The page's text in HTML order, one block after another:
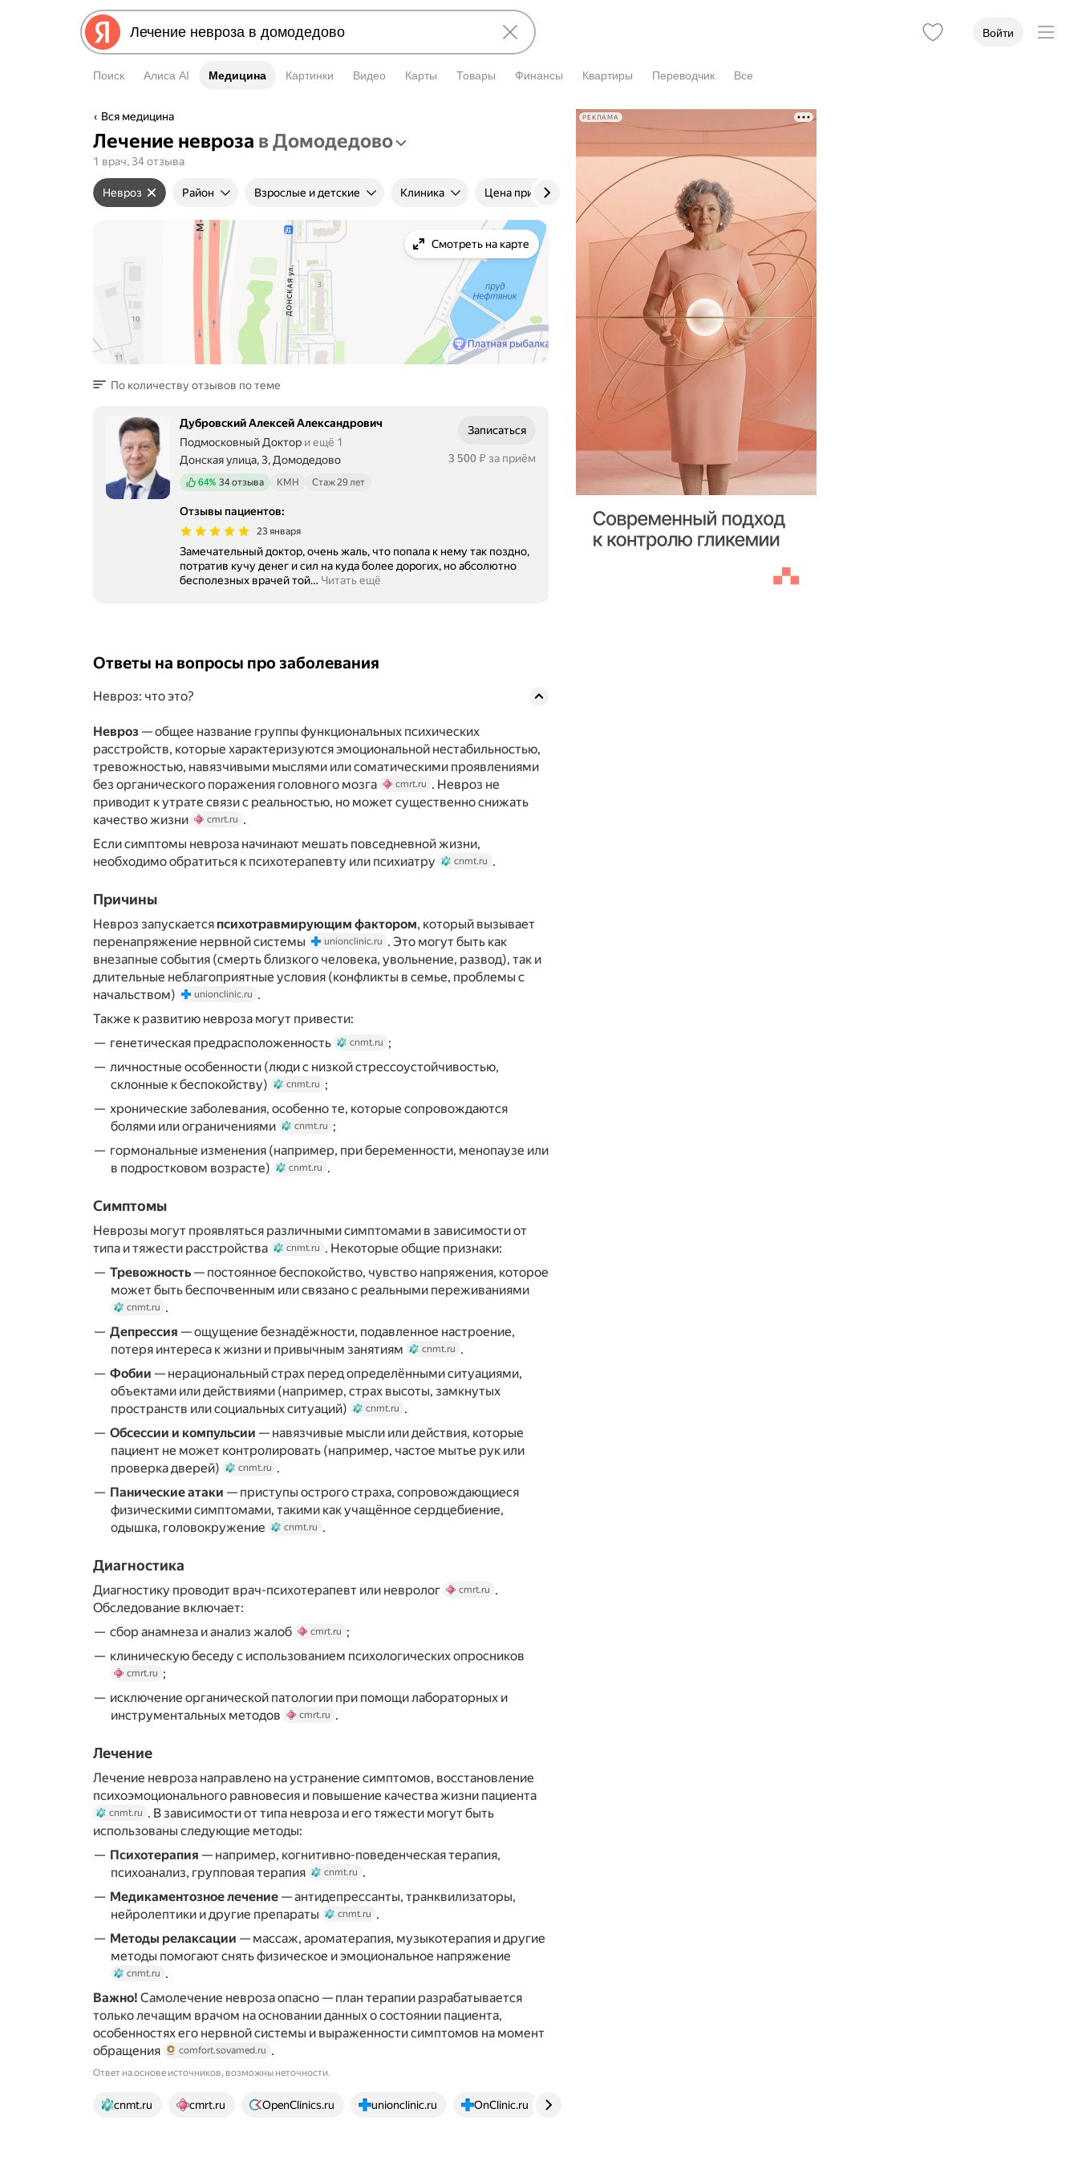
Войти
Поиск Алиса AI Медицина
Медицина Картинки Видео Карты Товары Финансы Квартиры Переводчик Все
Вся медицина
Лечение невроза в Домодедово
1 врач, 34 отзыва
Невроз Район Взрослые и детские Клиника Цена приёма Стаж Учёная степень
Смотреть на карте
По количеству отзывов по теме
Дубровский Алексей Александрович
Подмосковный Доктор и ещё 1
Донская улица, 3, Домодедово
Положительных отзывов
64% 34 отзыва КМН Стаж 29 лет
Записаться
Цена
3500
3 500 ₽ за приём
Отзывы пациентов:
23 января
Замечательный доктор, очень жаль, что попала к нему так поздно,
потратив кучу денег и сил на куда более дорогих, но абсолютно
бесполезных врачей той… Читать ещё
Ответы на вопросы про заболевания
Невроз: что это?
Невроз — общее название группы функциональных психических
расстройств, которые характеризуются эмоциональной нестабильностью,
тревожностью, навязчивыми мыслями или соматическими проявлениями
без органического поражения головного мозга
cmrt.ru . Невроз не
приводит к утрате связи с реальностью, но может существенно снижать
качество жизни
cmrt.ru .
Если симптомы невроза начинают мешать повседневной жизни,
необходимо обратиться к психотерапевту или психиатру
cnmt.ru .
Причины
Невроз запускается психотравмирующим фактором, который вызывает
перенапряжение нервной системы
unionclinic.ru . Это могут быть как
внезапные события (смерть близкого человека, увольнение, развод), так и
длительные неблагоприятные условия (конфликты в семье, проблемы с
начальством)
unionclinic.ru .
Также к развитию невроза могут привести:
генетическая предрасположенность
cnmt.ru ;
личностные особенности (люди с низкой стрессоустойчивостью,
склонные к беспокойству)
cnmt.ru ;
хронические заболевания, особенно те, которые сопровождаются
болями или ограничениями
cnmt.ru ;
гормональные изменения (например, при беременности, менопаузе или
в подростковом возрасте)
cnmt.ru .
Симптомы
Неврозы могут проявляться различными симптомами в зависимости от
типа и тяжести расстройства
cnmt.ru . Некоторые общие признаки:
Тревожность — постоянное беспокойство, чувство напряжения, которое
может быть беспочвенным или связано с реальными переживаниями
cnmt.ru .
Депрессия — ощущение безнадёжности, подавленное настроение,
потеря интереса к жизни и привычным занятиям
cnmt.ru .
Фобии — нерациональный страх перед определёнными ситуациями,
объектами или действиями (например, страх высоты, замкнутых
пространств или социальных ситуаций)
cnmt.ru .
Обсессии и компульсии — навязчивые мысли или действия, которые
пациент не может контролировать (например, частое мытье рук или
проверка дверей)
cnmt.ru .
Панические атаки — приступы острого страха, сопровождающиеся
физическими симптомами, такими как учащённое сердцебиение,
одышка, головокружение
cnmt.ru .
Диагностика
Диагностику проводит врач-психотерапевт или невролог cmrt.ru .
Обследование включает:
сбор анамнеза и анализ жалоб
cmrt.ru ;
клиническую беседу с использованием психологических опросников
cmrt.ru ;
исключение органической патологии при помощи лабораторных и
инструментальных методов
cmrt.ru .
Лечение
Лечение невроза направлено на устранение симптомов, восстановление
психоэмоционального равновесия и повышение качества жизни пациента
cnmt.ru . В зависимости от типа невроза и его тяжести могут быть
использованы следующие методы:
Психотерапия — например, когнитивно-поведенческая терапия,
психоанализ, групповая терапия
cnmt.ru .
Медикаментозное лечение — антидепрессанты, транквилизаторы,
нейролептики и другие препараты
cnmt.ru .
Методы релаксации — массаж, ароматерапия, музыкотерапия и другие
методы помогают снять физическое и эмоциональное напряжение
cnmt.ru .
Важно! Самолечение невроза опасно — план терапии разрабатывается
только лечащим врачом на основании данных о состоянии пациента,
особенностях его нервной системы и выраженности симптомов на момент
обращения
comfort.sovamed.ru .
Ответ на основе источников, возможны неточности.
17 источников
cnmt.ru cmrt.ru OpenClinics.ru unionclinic.ru OnClinic.ru
РЕКЛАМА